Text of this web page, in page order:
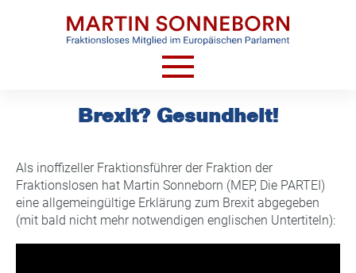
HOME
VIDEOS
TERMINE
CV
Brexit? Gesundheit!
Als inoffizeller Fraktionsführer der Fraktion der
Fraktionslosen hat Martin Sonneborn (MEP, Die PARTEI)
eine allgemeingültige Erklärung zum Brexit abgegeben
(mit bald nicht mehr notwendigen englischen Untertiteln):